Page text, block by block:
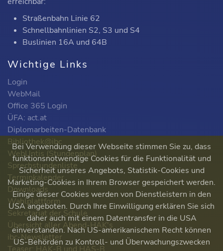
Straßenbahn Linie 62
Schnellbahnlinien S2, S3 und S4
Buslinien 16A und 64B
Wichtige Links
Login
WebMail
Office 365 Login
ÜFA: act.at
Diplomarbeiten-Datenbank
Bibliothek@ibc
WebUntis (Stundenplan)
Sprechstundenliste
Terminkalender
Downloads
Wahlplattform
Sekretariat der Schule
Übersicht aller Abend-HAK's
ibc-Newsletter
Bei Verwendung dieser Webseite stimmen Sie zu, dass
funktionsnotwendige Cookies für die Funktionalität und
Sicherheit unseres Angebots, Statistik-Cookies und
Marketing-Cookies in Ihrem Browser gespeichert werden.
Einige dieser Cookies werden von Dienstleistern in den
USA angeboten. Durch Ihre Einwilligung erklären Sie sich
daher auch mit einem Datentransfer in die USA
einverstanden. Nach US-amerikanischem Recht können
US-Behörden zu Kontroll- und Überwachungszwecken